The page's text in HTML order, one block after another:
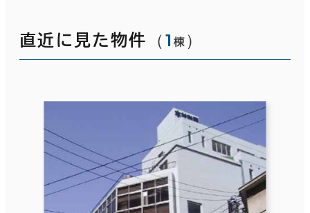
直近に見た物件 （1 棟 ）